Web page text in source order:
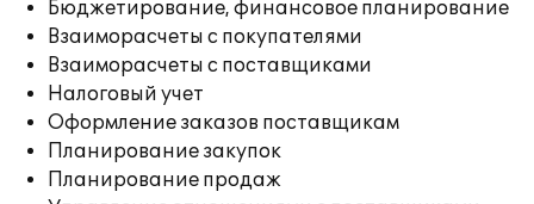
Бюджетирование, финансовое планирование
Взаиморасчеты с покупателями
Взаиморасчеты с поставщиками
Налоговый учет
Оформление заказов поставщикам
Планирование закупок
Планирование продаж